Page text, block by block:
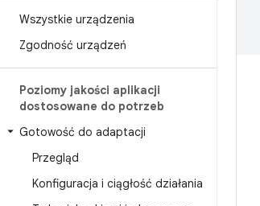
Wszystkie urządzenia
Zgodność urządzeń
Poziomy jakości aplikacji
dostosowane do potrzeb
Gotowość do adaptacji
Przegląd
Konfiguracja i ciągłość działania